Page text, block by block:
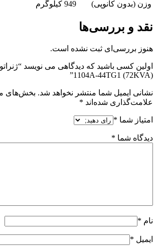
وزن (بدون کانوپی) 949 کیلوگرم
نقد و بررسی‌ها
هنوز بررسی‌ای ثبت نشده است.
اولین کسی باشید که دیدگاهی می نویسد
(72KVA) 1104A-44TG1”
نشانی ایمیل شما منتشر نخواهد شد. بخش‌های
علامت‌گذاری شده‌اند *
امتیاز شما *
دیدگاه شما *
نام *
ایمیل *